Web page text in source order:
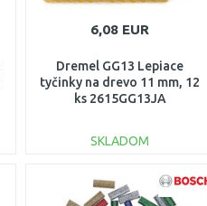
6,08 EUR
Dremel GG13 Lepiace
tyčinky na drevo 11 mm, 12
ks 2615GG13JA
SKLADOM
DO KOŠÍKA